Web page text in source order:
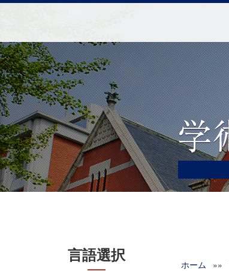
言語選択
ホーム »»